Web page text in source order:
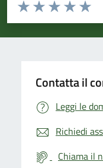
Valuta da 1 a 5 stelle la
Valuta 4
Valuta 3
Valuta 2 stelle su
Valuta 1 stelle su 5
Contatta il
Leggi le
Richiedi
Chiama il